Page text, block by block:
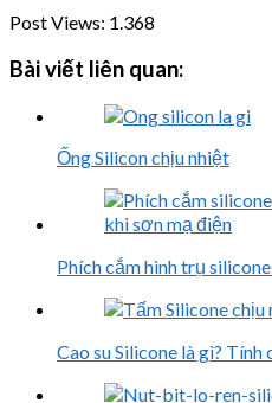
Post Views: 1.368
Bài viết liên quan:
Ống Silicon chịu nhiệt
Phích cắm hình trụ
Cao su Silicone là gì?